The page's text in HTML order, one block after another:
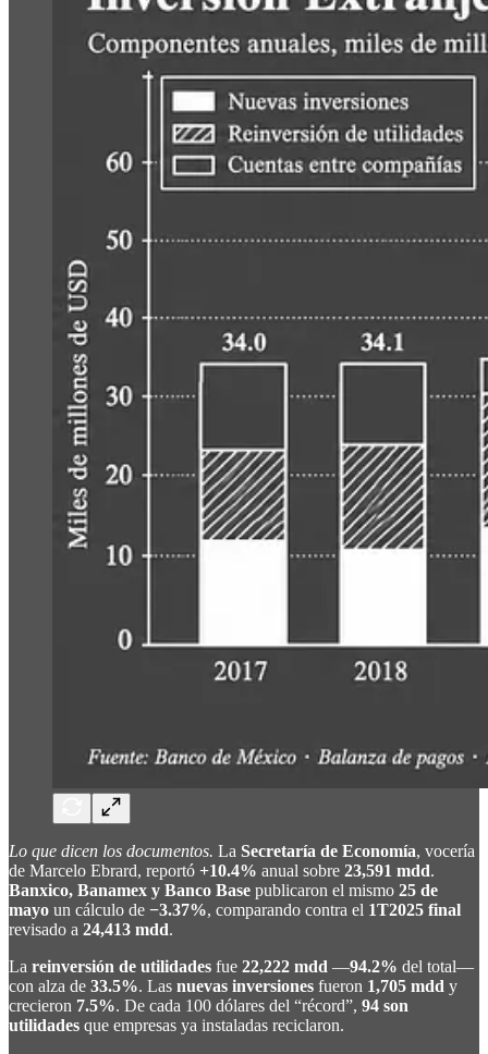
Lo que dicen los documentos. La Secretaría de Economía, vocería
de Marcelo Ebrard, reportó +10.4% anual sobre 23,591 mdd.
Banxico, Banamex y Banco Base publicaron el mismo 25 de
mayo un cálculo de −3.37%, comparando contra el 1T2025 final
revisado a 24,413 mdd.
La reinversión de utilidades fue 22,222 mdd —94.2% del total—
con alza de 33.5%. Las nuevas inversiones fueron 1,705 mdd y
crecieron 7.5%. De cada 100 dólares del “récord”, 94 son
utilidades que empresas ya instaladas reciclaron.